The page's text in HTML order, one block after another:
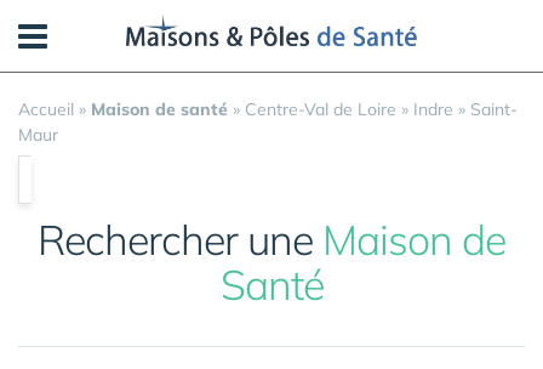
Accueil » Maison de santé » Centre-Val de Loire » Indre » Saint-
Maur
Rechercher une Maison de
Santé
Panneau de gestion des cookies